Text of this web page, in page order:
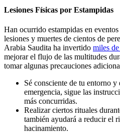
Lesiones Físicas por Estampidas
Han ocurrido estampidas en
lesiones y muertes de cientos de
Arabia Saudita ha invertido miles
mejorar el flujo de las multitudes
tomar algunas precauciones
Sé consciente de tu entorno
emergencia, sigue las
más concurridas.
Realizar ciertos rituales
también ayudará a reducir el
hacinamiento.